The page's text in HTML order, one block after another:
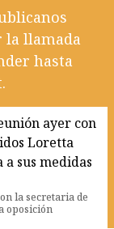
la llamada
hasta
la secretaria de
oposición